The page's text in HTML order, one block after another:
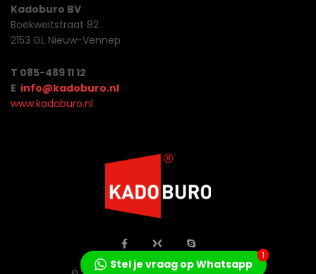
Kadoburo BV
Boekweitstraat 82
2153 GL Nieuw-Vennep
T 085-489 11 12
E info@kadoburo.nl
www.kadoburo.nl
Stel je vraag op Whatsapp
1